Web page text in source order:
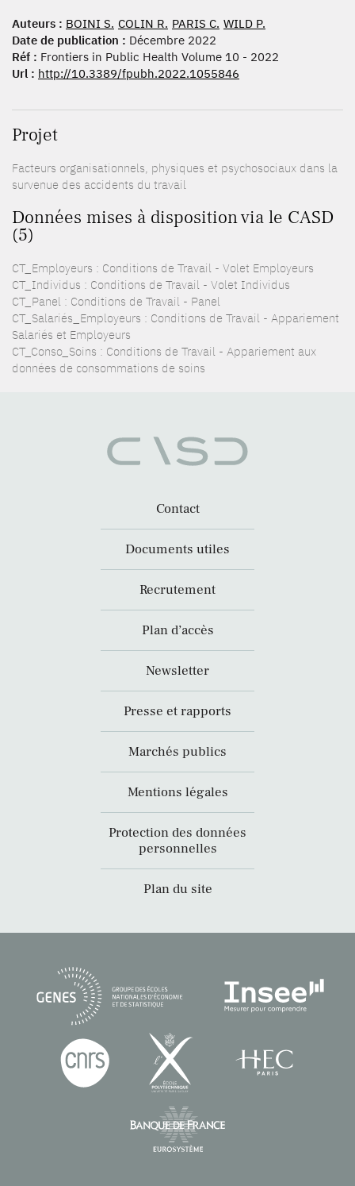
Auteurs : BOINI S. COLIN R. PARIS C. WILD P.
Date de publication : Décembre 2022
Réf : Frontiers in Public Health Volume 10 - 2022
Url : http://10.3389/fpubh.2022.1055846
Projet
Facteurs organisationnels, physiques et psychosociaux dans la
survenue des accidents du travail
Données mises à disposition via le CASD
(5)
CT_Employeurs : Conditions de Travail - Volet Employeurs
CT_Individus : Conditions de Travail - Volet Individus
CT_Panel : Conditions de Travail - Panel
CT_Salariés_Employeurs : Conditions de Travail - Appariement
Salariés et Employeurs
CT_Conso_Soins : Conditions de Travail - Appariement aux
données de consommations de soins
Contact
Documents utiles
Recrutement
Plan d’accès
Newsletter
Presse et rapports
Marchés publics
Mentions légales
Protection des données
personnelles
Plan du site